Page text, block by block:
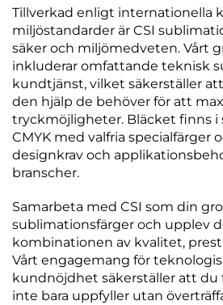
Tillverkad enligt internationella
miljöstandarder är CSI
säker och miljömedveten. Vårt
inkluderar omfattande teknisk
kundtjänst, vilket säkerställer
den hjälp de behöver för att
tryckmöjligheter. Bläcket finns i
CMYK med valfria specialfärger
designkrav och
branscher.
Samarbeta med CSI som din
sublimationsfärger och upplev
kombinationen av kvalitet,
Vårt engagemang för
kundnöjdhet säkerställer att du
inte bara uppfyller utan